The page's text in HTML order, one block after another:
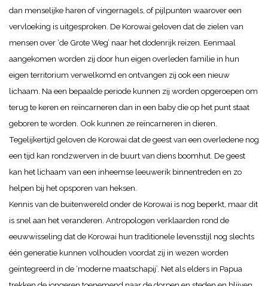
dan menselijke haren of vingernagels, of pijlpunten waarover een
vervloeking is uitgesproken. De Korowai geloven dat de zielen van
mensen over ‘de Grote Weg’ naar het dodenrijk reizen. Eenmaal
aangekomen worden zij door hun eigen overleden familie in hun
eigen territorium verwelkomd en ontvangen zij ook een nieuw
lichaam. Na een bepaalde periode kunnen zij worden opgeroepen om
terug te keren en reïncarneren dan in een baby die op het punt staat
geboren te worden. Ook kunnen ze reïncarneren in dieren.
Tegelijkertijd geloven de Korowai dat de geest van een overledene nog
een tijd kan rondzwerven in de buurt van diens boomhut. De geest
kan het lichaam van een inheemse leeuwerik binnentreden en zo
helpen bij het opsporen van heksen.
Kennis van de buitenwereld onder de Korowai is nog beperkt, maar dit
is snel aan het veranderen. Antropologen verklaarden rond de
eeuwwisseling dat de Korowai hun traditionele levensstijl nog slechts
één generatie kunnen volhouden voordat zij in wezen worden
geïntegreerd in de ‘moderne maatschapij’. Net als elders in Papua